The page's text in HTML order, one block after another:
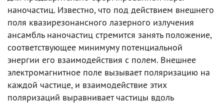
наночастиц. Известно, что под действием внешнего
поля квазирезонансного лазерного излучения
ансамбль наночастиц стремится занять положение,
соответствующее минимуму потенциальной
энергии его взаимодействия с полем. Внешнее
электромагнитное поле вызывает поляризацию на
каждой частице, и взаимодействие этих
поляризаций выравнивает частицы вдоль